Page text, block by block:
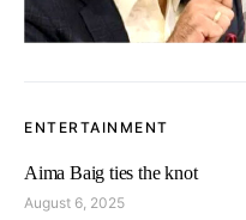
ENTERTAINMENT
Aima Baig ties the knot
August 6, 2025